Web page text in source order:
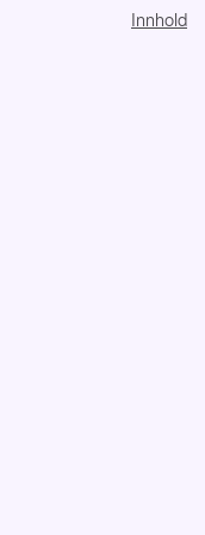
Innhold